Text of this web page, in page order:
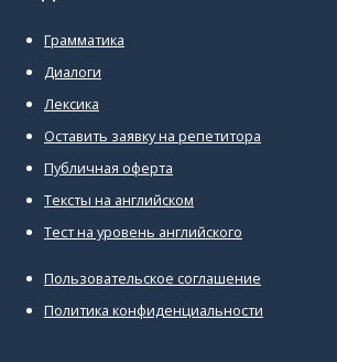
Грамматика
Диалоги
Лексика
Оставить заявку на репетитора
Публичная оферта
Тексты на английском
Тест на уровень английского
Пользовательское соглашение
Политика конфиденциальности